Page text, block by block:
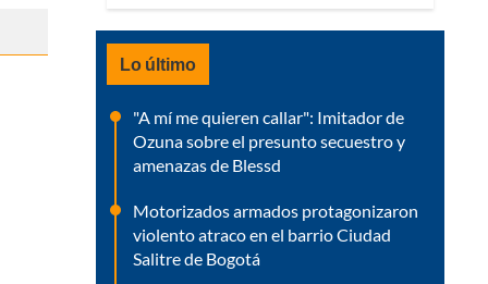
Lo último
"A mí me quieren callar": Imitador de
Ozuna sobre el presunto secuestro y
amenazas de Blessd
Motorizados armados protagonizaron
violento atraco en el barrio Ciudad
Salitre de Bogotá